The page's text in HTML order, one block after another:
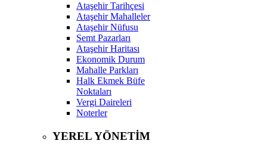
Ataşehir Tarihçesi
Ataşehir Mahalleler
Ataşehir Nüfusu
Semt Pazarları
Ataşehir Haritası
Ekonomik Durum
Mahalle Parkları
Halk Ekmek Büfe
Noktaları
Vergi Daireleri
Noterler
YEREL YÖNETİM